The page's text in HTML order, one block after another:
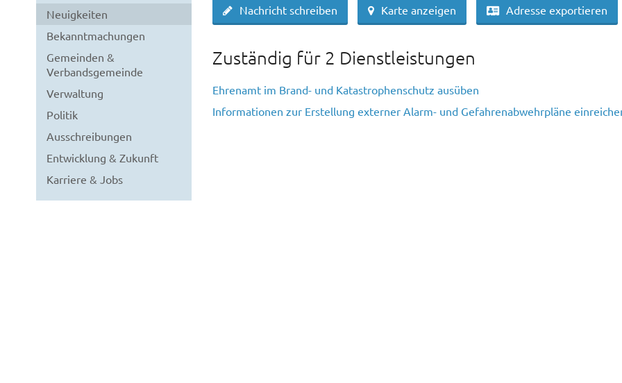
Neuigkeiten
Bekanntmachungen
Gemeinden &
Verbandsgemeinde
Verwaltung
Politik
Ausschreibungen
Entwicklung & Zukunft
Karriere & Jobs
Nachricht schreiben Karte anzeigen Adresse exportieren
Zuständig für 2 Dienstleistungen
Ehrenamt im Brand- und Katastrophenschutz ausüben
Informationen zur Erstellung externer Alarm- und Gefahrenabwehrpläne